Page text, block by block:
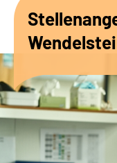
Unsere Angebote
Karriere
Sozialdienste &